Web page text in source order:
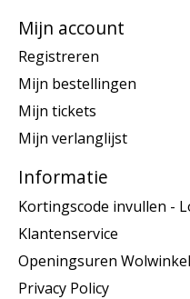
Mijn account
Registreren
Mijn bestellingen
Mijn tickets
Mijn verlanglijst
Informatie
Kortingscode invullen -
Klantenservice
Openingsuren
Privacy Policy